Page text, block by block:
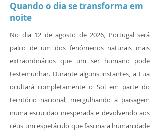
Quando o dia se transforma em
noite
No dia 12 de agosto de 2026, Portugal será
palco de um dos fenómenos naturais mais
extraordinários que um ser humano pode
testemunhar. Durante alguns instantes, a Lua
ocultará completamente o Sol em parte do
território nacional, mergulhando a paisagem
numa escuridão inesperada e devolvendo aos
céus um espetáculo que fascina a humanidade